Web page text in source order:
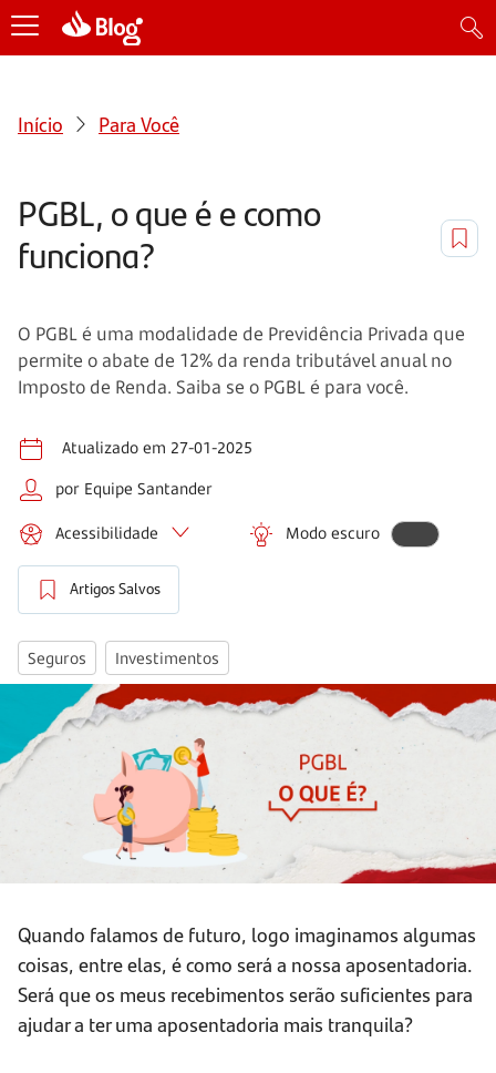
Início Para Você
PGBL, o que é e como
funciona?
O PGBL é uma modalidade de Previdência Privada que
permite o abate de 12% da renda tributável anual no
Imposto de Renda. Saiba se o PGBL é para você.
Atualizado em 27-01-2025
por Equipe Santander
Acessibilidade Modo escuro
Artigos Salvos
Seguros Investimentos
Quando falamos de futuro, logo imaginamos algumas
coisas, entre elas, é como será a nossa aposentadoria.
Será que os meus recebimentos serão suficientes para
ajudar a ter uma aposentadoria mais tranquila?